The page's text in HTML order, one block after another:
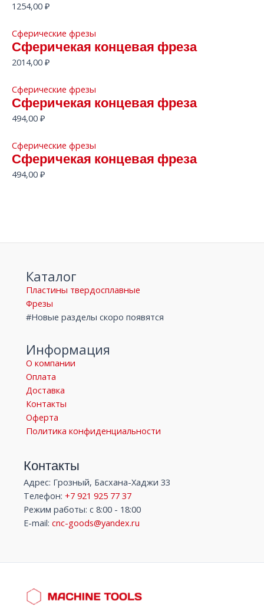
1254,00 ₽
Сферические фрезы
Сферичекая концевая фреза
2014,00 ₽
Сферические фрезы
Сферичекая концевая фреза
494,00 ₽
Сферические фрезы
Сферичекая концевая фреза
494,00 ₽
Каталог
Пластины твердосплавные
Фрезы
#Новые разделы скоро появятся
Информация
О компании
Оплата
Доставка
Контакты
Оферта
Политика конфиденциальности
Контакты
Адрес: Грозный, Басхана-Хаджи 33
Телефон: +7 921 925 77 37
Режим работы: с 8:00 - 18:00
E-mail: cnc-goods@yandex.ru